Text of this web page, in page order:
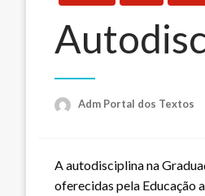
Adm Portal dos Textos
A autodisciplina na
oferecidas pela Educação